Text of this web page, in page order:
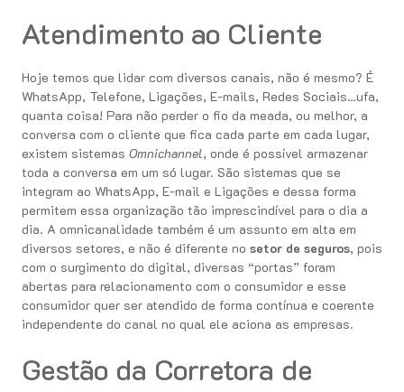
Atendimento ao Cliente
Hoje temos que lidar com diversos canais, não é mesmo? É
WhatsApp, Telefone, Ligações, E-mails, Redes Sociais…ufa,
quanta coisa! Para não perder o fio da meada, ou melhor, a
conversa com o cliente que fica cada parte em cada lugar,
existem sistemas Omnichannel, onde é possível armazenar
toda a conversa em um só lugar. São sistemas que se
integram ao WhatsApp, E-mail e Ligações e dessa forma
permitem essa organização tão imprescindível para o dia a
dia. A omnicanalidade também é um assunto em alta em
diversos setores, e não é diferente no setor de seguros, pois
com o surgimento do digital, diversas “portas” foram
abertas para relacionamento com o consumidor e esse
consumidor quer ser atendido de forma contínua e coerente
independente do canal no qual ele aciona as empresas.
Gestão da Corretora de